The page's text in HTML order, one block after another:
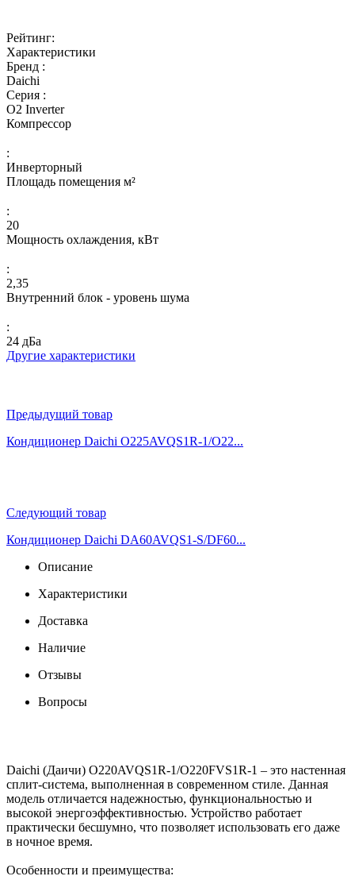
Рейтинг:
Характеристики
Бренд :
Daichi
Серия :
O2 Inverter
Компрессор
:
Инверторный
Площадь помещения м²
:
20
Мощность охлаждения, кВт
:
2,35
Внутренний блок - уровень шума
:
24 дБа
Другие характеристики
Предыдущий товар
Кондиционер Daichi O225AVQS1R-1/O22...
Следующий товар
Кондиционер Daichi DA60AVQS1-S/DF60...
Описание
Характеристики
Доставка
Наличие
Отзывы
Вопросы
Daichi (Даичи) O220AVQS1R-1/O220FVS1R-1 – это настенная
сплит-система, выполненная в современном стиле. Данная
модель отличается надежностью, функциональностью и
высокой энергоэффективностью. Устройство работает
практически бесшумно, что позволяет использовать его даже
в ночное время.
Особенности и преимущества: